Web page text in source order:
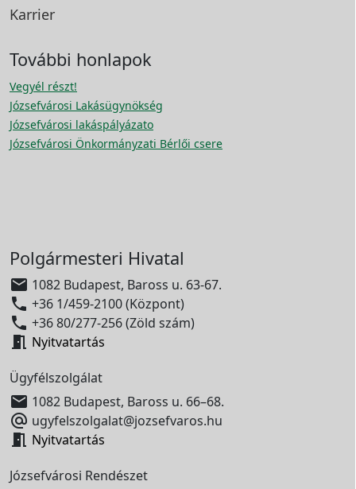
Karrier
További honlapok
Vegyél részt!
Józsefvárosi Lakásügynökség
Józsefvárosi lakáspályázato
Józsefvárosi Önkormányzati Bérlői csere
Polgármesteri Hivatal
 1082 Budapest, Baross u. 63-67.
 +36 1/459-2100 (Központ)
 +36 80/277-256 (Zöld szám)
 Nyitvatartás
Ügyfélszolgálat
 1082 Budapest, Baross u. 66–68.
 ugyfelszolgalat@jozsefvaros.hu
 Nyitvatartás
Józsefvárosi Rendészet